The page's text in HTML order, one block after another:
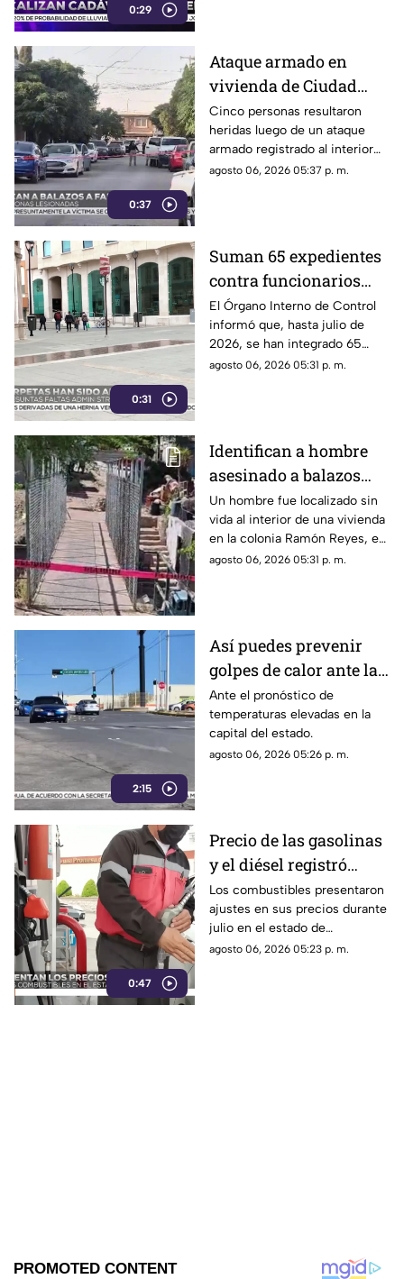
0:29
0:37
Ataque armado en
vivienda de Ciudad
Juárez deja cinco
personas heridas |
VIDEO
Cinco personas resultaron
heridas luego de un ataque
armado registrado al interior
de un domicilio en el
agosto 06, 2026 05:37 p. m.
0:31
Suman 65 expedientes
contra funcionarios
municipales de
Chihuahua | VIDEO
El Órgano Interno de Control
informó que, hasta julio de
2026, se han integrado 65
expedientes por presuntas
agosto 06, 2026 05:31 p. m.
Identifican a hombre
asesinado a balazos
dentro de una vivienda
en la colonia Ramón
Reyes
Un hombre fue localizado sin
vida al interior de una vivienda
en la colonia Ramón Reyes, en
la ciudad de Chihuahua.
agosto 06, 2026 05:31 p. m.
2:15
Así puedes prevenir
golpes de calor ante las
altas temperaturas en
Chihuahua
Ante el pronóstico de
temperaturas elevadas en la
capital del estado.
agosto 06, 2026 05:26 p. m.
0:47
Precio de las gasolinas
y el diésel registró
variaciones en
Chihuahua durante
julio | VIDEO
Los combustibles presentaron
ajustes en sus precios durante
julio en el estado de
Chihuahua.
agosto 06, 2026 05:23 p. m.